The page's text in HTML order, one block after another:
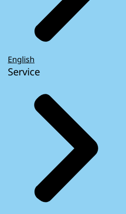
English
Service